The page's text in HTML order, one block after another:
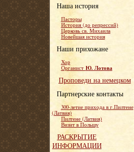
Наша история
Пасторы
История (до репрессий)
Церковь св. Михаила
Новейшая история
Наши прихожане
Хор
Органист Ю. Лотова
Проповеди на немецком
Партнерские контакты
300-летие прихода в г.Пилтене
(Латвия)
Пилтене (Латвия)
Визит в Польшу
РАСКРЫТИЕ
ИНФОРМАЦИИ